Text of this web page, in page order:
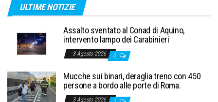
ULTIME NOTIZIE
Assalto sventato al Conad di Aquino,
intervento lampo dei Carabinieri
3 Agosto 2026 0
Mucche sui binari, deraglia treno con 450
persone a bordo alle porte di Roma.
3 Agosto 2026